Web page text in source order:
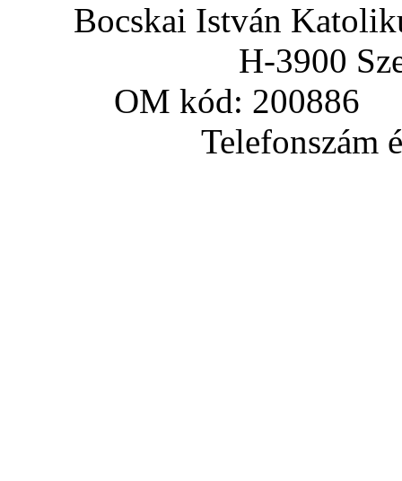
Bocskai István
H-3900
OM kód: 200886
Telefonszám